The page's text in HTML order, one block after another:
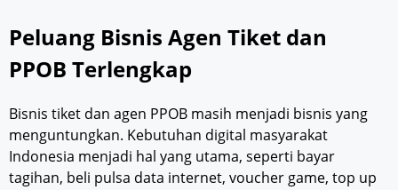
Peluang Bisnis Agen Tiket dan
PPOB Terlengkap
Bisnis tiket dan agen PPOB masih menjadi bisnis yang
menguntungkan. Kebutuhan digital masyarakat
Indonesia menjadi hal yang utama, seperti bayar
tagihan, beli pulsa data internet, voucher game, top up